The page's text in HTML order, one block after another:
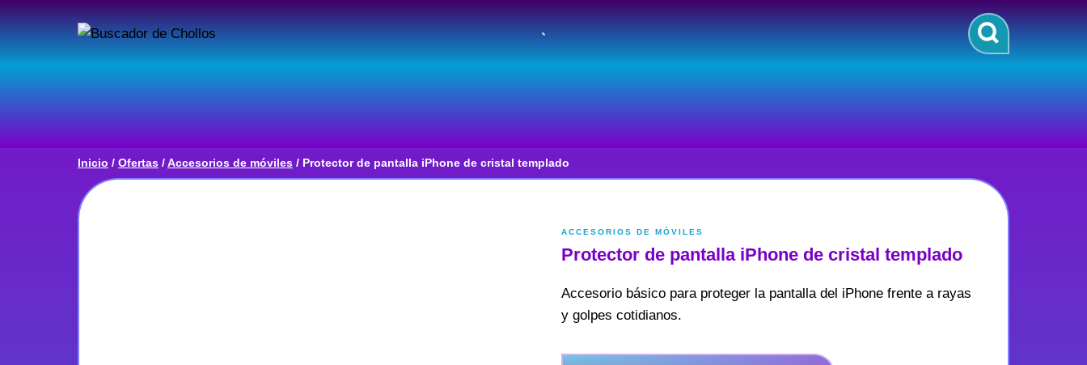
Inicio / Ofertas /Accesorios de móviles / Protector de pantalla iPhone de cristal templado
ACCESORIOS DE MÓVILES
Protector de pantalla iPhone de cristal templado
Accesorio básico para proteger la pantalla del iPhone frente a rayas
y golpes cotidianos.